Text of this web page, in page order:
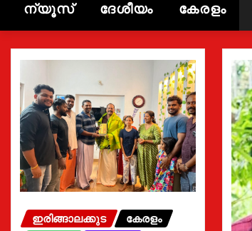
ന്യൂസ് ദേശീയം കേരളം
ഇരിങ്ങാലക്കുട
കേരളം